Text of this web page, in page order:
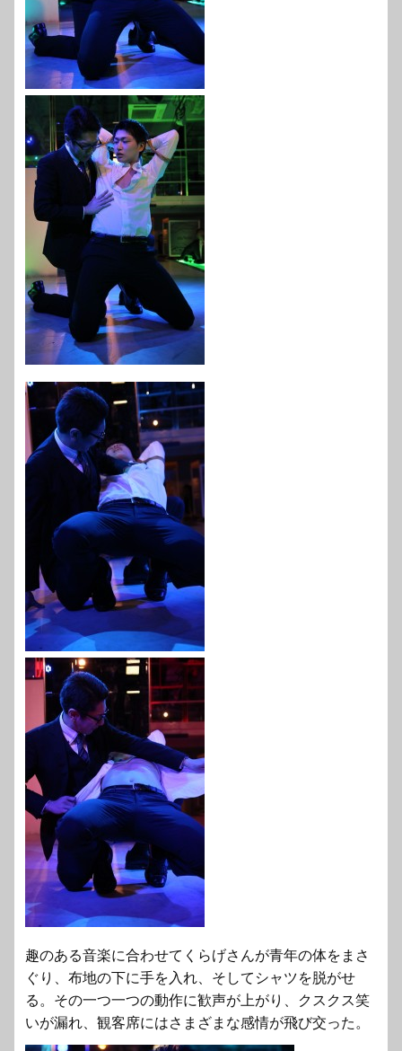
趣のある音楽に合わせてくらげさんが青年の体をまさ
ぐり、布地の下に手を入れ、そしてシャツを脱がせ
る。その一つ一つの動作に歓声が上がり、クスクス笑
いが漏れ、観客席にはさまざまな感情が飛び交った。